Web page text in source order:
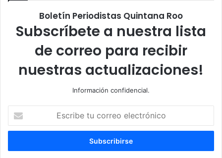
Boletín Periodistas Quintana Roo
Subscríbete a nuestra lista
de correo para recibir
nuestras actualizaciones!
Información confidencial.
correo